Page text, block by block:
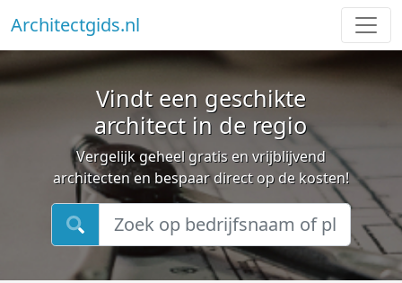
Architectgids.nl
Vindt een geschikte
architect in de regio
Vergelijk geheel gratis en vrijblijvend
architecten en bespaar direct op de kosten!